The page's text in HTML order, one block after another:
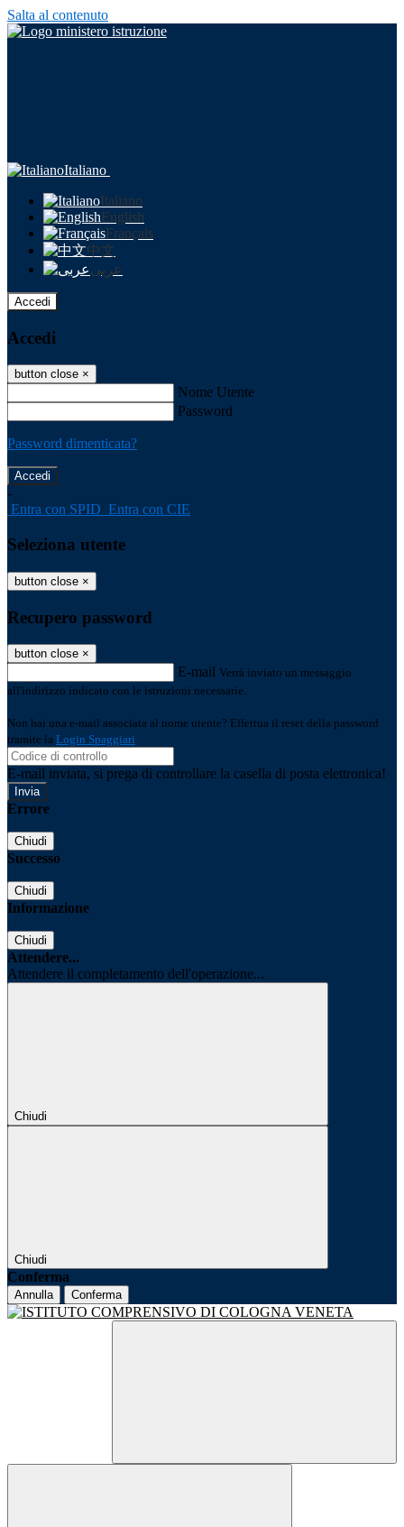
Salta al contenuto
Italiano
Italiano
English
Français
中文
عربى
Accedi
Accedi
button close ×
Nome Utente
Password
Password dimenticata?
-
Entra con SPID Entra con CIE
Seleziona utente
button close ×
Recupero password
button close ×
E-mail Verrà inviato un messaggio
all'indirizzo indicato con le istruzioni necessarie.
Non hai una e-mail associata al nome utente? Effettua il reset della password
tramite la Login Spaggiari
E-mail inviata, si prega di controllare la casella di posta elettronica!
Errore
Chiudi
Successo
Chiudi
Informazione
Chiudi
Attendere...
Attendere il completamento dell'operazione...
Chiudi
Chiudi
Conferma
Annulla Conferma